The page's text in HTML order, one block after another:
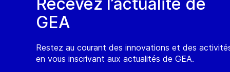
Recevez l’actualité de
GEA
Restez au courant des innovations et des
en vous inscrivant aux actualités de GEA.